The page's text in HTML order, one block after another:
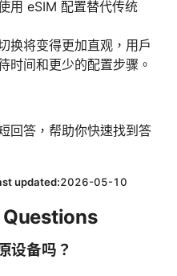
用 eSIM 配置替代传统
换将变得更加直观，用户
时间和更少的配置步骤。
回答，帮助你快速找到答
updated:2026-05-10
设备吗？